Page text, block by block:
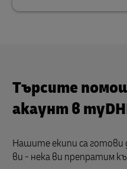
Търсите
акаунт в
Нашите екипи са
ви - нека ви препратим